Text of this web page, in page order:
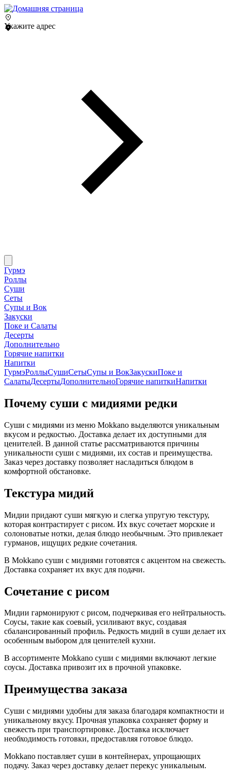
Укажите адрес
Гурмэ
Роллы
Суши
Сеты
Супы и Вок
Закуски
Поке и Салаты
Десерты
Дополнительно
Горячие напитки
Напитки
ГурмэРоллыСушиСетыСупы и ВокЗакускиПоке и
СалатыДесертыДополнительноГорячие напиткиНапитки
Почему суши с мидиями редки
Суши с мидиями из меню Mokkano выделяются уникальным
вкусом и редкостью. Доставка делает их доступными для
ценителей. В данной статье рассматриваются причины
уникальности суши с мидиями, их состав и преимущества.
Заказ через доставку позволяет насладиться блюдом в
комфортной обстановке.
Текстура мидий
Мидии придают суши мягкую и слегка упругую текстуру,
которая контрастирует с рисом. Их вкус сочетает морские и
солоноватые нотки, делая блюдо необычным. Это привлекает
гурманов, ищущих редкие сочетания.
В Mokkano суши с мидиями готовятся с акцентом на свежесть.
Доставка сохраняет их вкус для подачи.
Сочетание с рисом
Мидии гармонируют с рисом, подчеркивая его нейтральность.
Соусы, такие как соевый, усиливают вкус, создавая
сбалансированный профиль. Редкость мидий в суши делает их
особенным выбором для ценителей кухни.
В ассортименте Mokkano суши с мидиями включают легкие
соусы. Доставка привозит их в прочной упаковке.
Преимущества заказа
Суши с мидиями удобны для заказа благодаря компактности и
уникальному вкусу. Прочная упаковка сохраняет форму и
свежесть при транспортировке. Доставка исключает
необходимость готовки, предоставляя готовое блюдо.
Mokkano поставляет суши в контейнерах, упрощающих
подачу. Заказ через доставку делает перекус уникальным.